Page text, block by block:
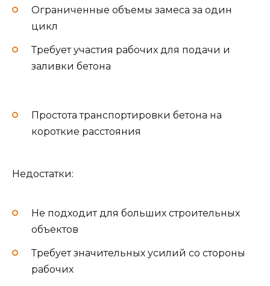
Ограниченные объемы замеса за один
цикл
Требует участия рабочих для подачи и
заливки бетона
Простота транспортировки бетона на
короткие расстояния
Недостатки:
Не подходит для больших строительных
объектов
Требует значительных усилий со стороны
рабочих